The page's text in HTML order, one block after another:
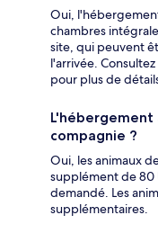
Oui,
chambres
site, qui peuvent
l'arrivée.
pour plus de
compagnie ?
Oui, les animaux
supplément de 80
demandé. Les
supplémentaires.